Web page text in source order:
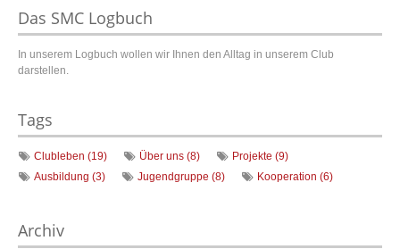
Das SMC Logbuch
In unserem Logbuch wollen wir Ihnen den Alltag in unserem Club
darstellen.
Tags
Clubleben (19) Über uns (8)
Projekte (9)
Ausbildung (3)
Jugendgruppe (8) Kooperation (6)
Archiv